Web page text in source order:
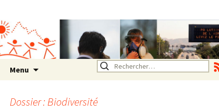
Rhône Alpes
Un environnement sain pour
la santé de tous
Menu Rechercher :
Dossier : Biodiversité